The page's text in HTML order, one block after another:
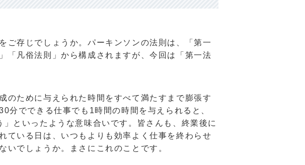
ご存じでしょうか。パーキンソンの法則は、「第一
「凡俗法則」から構成されますが、今回は「第一法
のために与えられた時間をすべて満たすまで膨張す
分でできる仕事でも1時間の時間を与えられると、
といったような意味合いです。皆さんも、終業後に
ている日は、いつもよりも効率よく仕事を終わらせ
いでしょうか。まさにこれのことです。